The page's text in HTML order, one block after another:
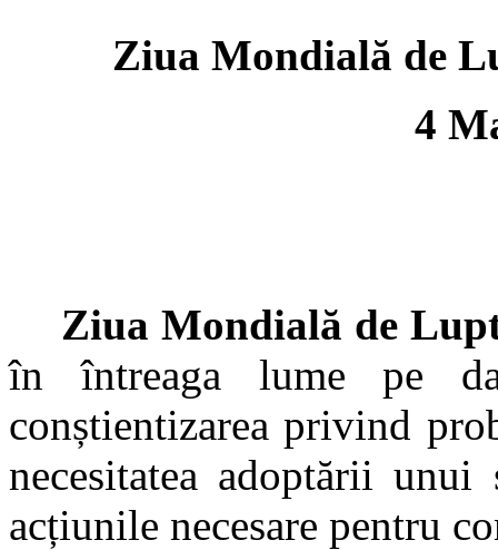
Ziua Mondială de
4
Ziua Mondială de
în întreaga lume pe
conștientizareaprivind
necesitatea adoptării
acțiunile necesare pentru